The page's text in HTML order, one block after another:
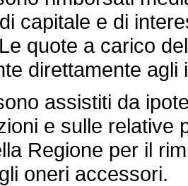
capitale e di
quote a carico
direttamente agli
assistiti da
e sulle relative
Regione per il
oneri accessori.